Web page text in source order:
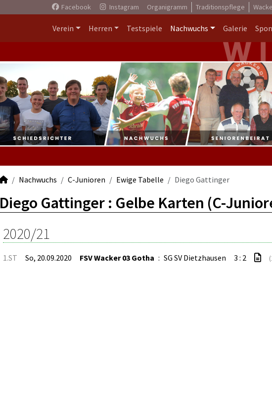
Facebook Instagram Organigramm Traditionspflege
Verein Herren Testspiele Nachwuchs Galerie
Nachwuchs C-Junioren Ewige Tabelle Diego Gattinger
Diego Gattinger : Gelbe Karten (C-
2020/21
1.ST So, 20.09.2020 FSV Wacker 03 Gotha : SG SV Dietzhausen 3 : 2